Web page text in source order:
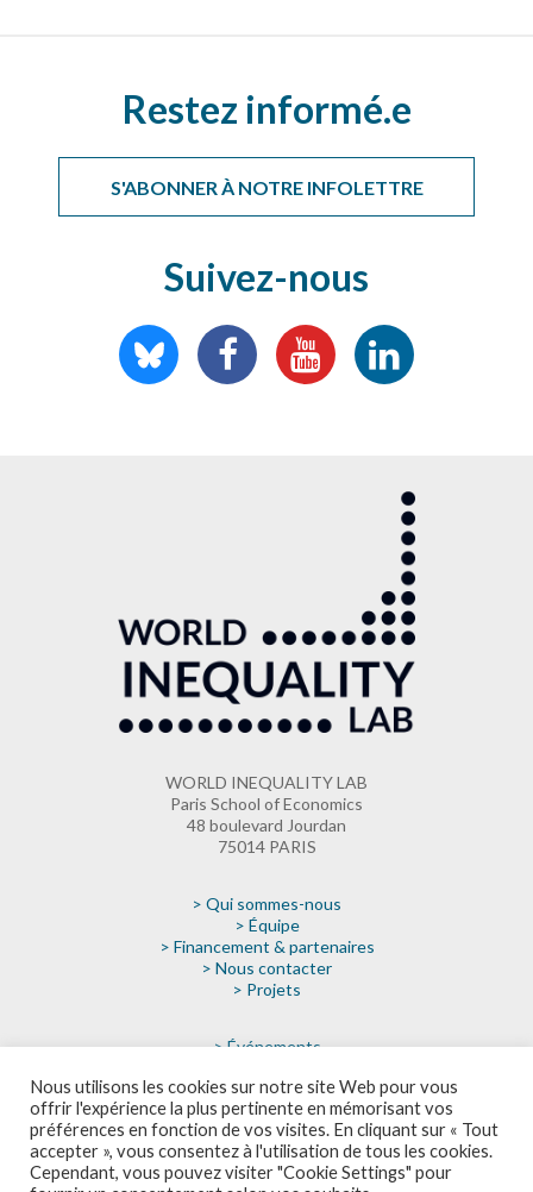
Restez informé.e
S'ABONNER À NOTRE INFOLETTRE
Suivez-nous
WORLD INEQUALITY LAB
Paris School of Economics
48 boulevard Jourdan
75014 PARIS
> Qui sommes-nous
> Équipe
> Financement & partenaires
> Nous contacter
> Projets
> Événements
> Médias
> Faire un don
> Infolettre
Nous utilisons les cookies sur notre site Web pour vous
offrir l'expérience la plus pertinente en mémorisant vos
préférences en fonction de vos visites. En cliquant sur « Tout
accepter », vous consentez à l'utilisation de tous les cookies.
Cependant, vous pouvez visiter "Cookie Settings" pour